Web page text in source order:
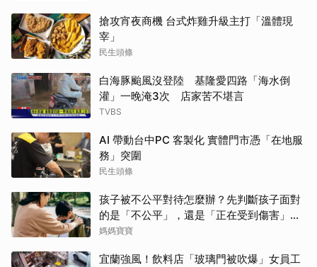
搶攻宵夜商機 台式炸雞升級主打「溫體現
宰」
民生頭條
白海豚颱風沒登陸 基隆愛四路「海水倒
灌」一晚淹3次 店家苦不堪言
TVBS
AI 帶動台中PC 客製化 實體門市憑「在地服
務」突圍
民生頭條
孩子被不公平對待怎麼辦？先判斷孩子面對
的是「不公平」，還是「正在受到傷害」？
處理方式完全不同
媽媽寶寶
宜蘭強風！飲料店「玻璃門被吹爆」女員工